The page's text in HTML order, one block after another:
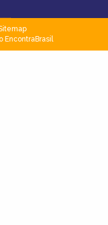
EncontraBrasil